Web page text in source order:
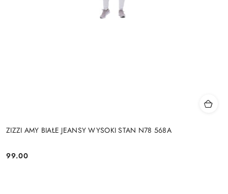
ZIZZI AMY BIAŁE JEANSY WYSOKI STAN N78 568A
Cena:
99.00